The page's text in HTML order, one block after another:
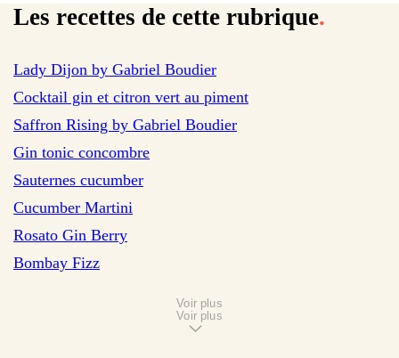
Les recettes de cette rubrique.
Lady Dijon by Gabriel Boudier
sur 176 avis
Cocktail gin et citron vert au piment
sur 4 avis
Saffron Rising by Gabriel Boudier
sur 2 avis
Gin tonic concombre
Sauternes cucumber
Cucumber Martini
Rosato Gin Berry
Bombay Fizz
Voir plus
Voir plus